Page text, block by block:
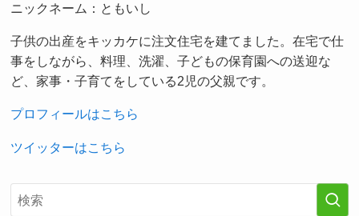
ニックネーム：ともいし
子供の出産をキッカケに注文住宅を建てました。在宅で仕
事をしながら、料理、洗濯、子どもの保育園への送迎な
ど、家事・子育てをしている2児の父親です。
プロフィールはこちら
ツイッターはこちら